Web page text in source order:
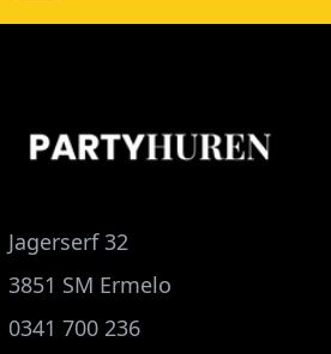
Jagerserf 32
3851 SM Ermelo
0341 700 236